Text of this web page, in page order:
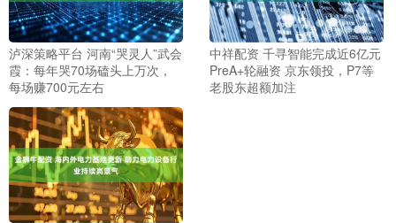
泸深策略平台 河南“哭灵人”武会
霞：每年哭70场磕头上万次，
每场赚700元左右
中祥配资 千寻智能完成近6亿元
PreA+轮融资 京东领投，P7等
老股东超额加注